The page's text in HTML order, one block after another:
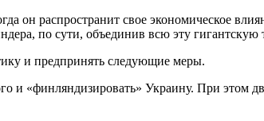
он распространит свое экономическое
по сути, объединив всю эту гигантскую
и предпринять следующие меры.
и «финляндизировать» Украину. При этом